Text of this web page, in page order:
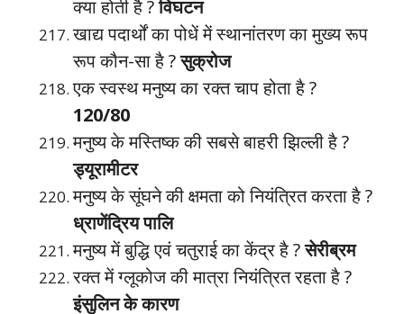
क्या होती है ?विघटन
खाद्य पदार्थों का पोधें में स्थानांतरण का मुख्य रूप
रूप कौन-सा है ?सुक्रोज
एक स्वस्थ मनुष्य का रक्त चाप होता है ?
120/80
मनुष्य के मस्तिष्क की सबसे बाहरी झिल्ली है ?
ड्यूरामीटर
मनुष्य के सूंघने की क्षमता को नियंत्रित करता है ?
ध्राणेंद्रिय पालि
मनुष्य में बुद्धि एवं चतुराई का केंद्र है ?सेरीब्रम
रक्त में ग्लूकोज की मात्रा नियंत्रित रहता है ?
इंसुलिन के कारण